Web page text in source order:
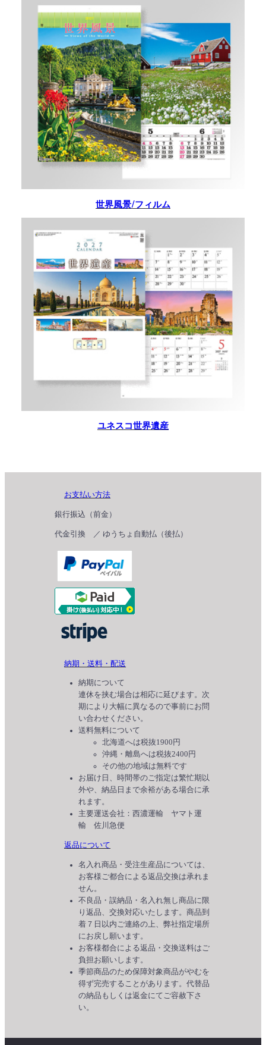
世界風景/フィルム
ユネスコ世界遺産
お支払い方法
銀行振込（前金）
代金引換 ／ ゆうちょ自動払（後払）
納期・送料・配送
納期について
連休を挟む場合は相応に延びます。次
期により大幅に異なるので事前にお問
い合わせください。
送料無料について
北海道へは税抜1900円
沖縄・離島へは税抜2400円
その他の地域は無料です
お届け日、時間帯のご指定は繁忙期以
外や、納品日まで余裕がある場合に承
れます。
主要運送会社：西濃運輸 ヤマト運
輸 佐川急便
返品について
名入れ商品・受注生産品については、
お客様ご都合による返品交換は承れま
せん。
不良品・誤納品・名入れ無し商品に限
り返品、交換対応いたします。商品到
着７日以内ご連絡の上、弊社指定場所
にお戻し願います。
お客様都合による返品・交換送料はご
負担お願いします。
季節商品のため保障対象商品がやむを
得ず完売することがあります。代替品
の納品もしくは返金にてご容赦下さ
い。